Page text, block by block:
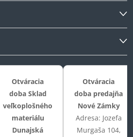
Otváracia
doba Sklad
veľkoplošného
materiálu
Dunajská
Otváracia
doba predajňa
Nové Zámky
Adresa: Jozefa
Murgaša 104,